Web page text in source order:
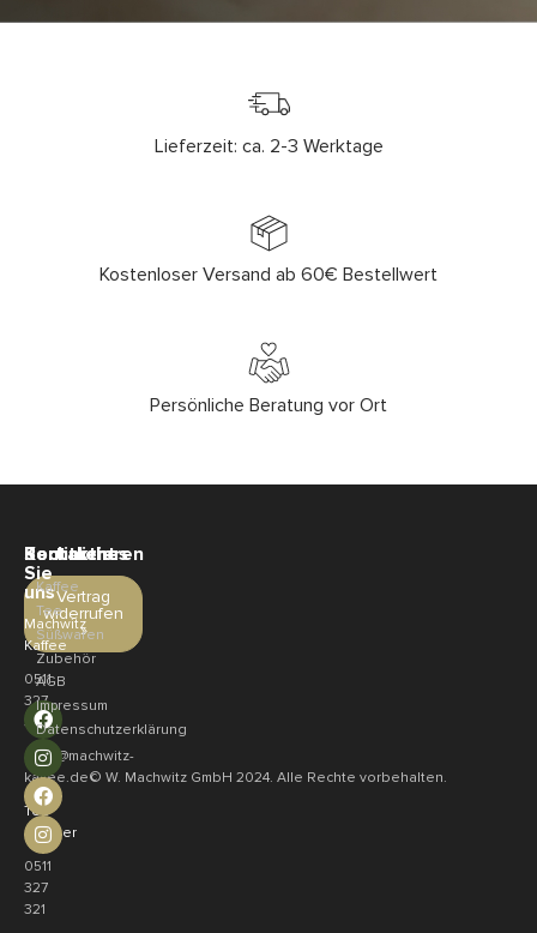
Lieferzeit: ca. 2-3 Werktage
Kostenloser Versand ab 60€ Bestellwert
Persönliche Beratung vor Ort
Sortiment
Kaffee
Tee
Süßwaren
Zubehör
Rechtliches
AGB
Impressum
Datenschutzerklärung
Vertrag
widerrufen
»
Kontaktieren
Sie
uns
Machwitz
Kaffee
0511
327
321
shop@machwitz-
kaffee.de
Tee
Seeger
0511
327
321
© W. Machwitz GmbH 2024. Alle Rechte vorbehalten.